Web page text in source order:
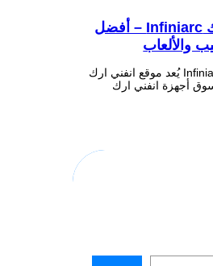
مراجعة موقع انفني ارك Infiniarc – أفضل
والألعاب
مراجعة موقع انفني ارك – Infiniarc يُعد موقع انفني ارك
أجهزة انفني ارك